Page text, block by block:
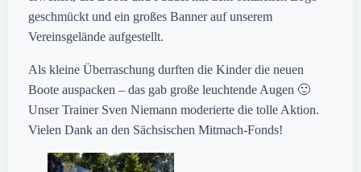
geschmückt und ein großes Banner auf unserem
Vereinsgelände aufgestellt.
Als kleine Überraschung durften die Kinder die neuen
Boote auspacken – das gab große leuchtende Augen 🙂
Unser Trainer Sven Niemann moderierte die tolle Aktion.
Vielen Dank an den Sächsischen Mitmach-Fonds!